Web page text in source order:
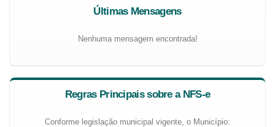
Últimas Mensagens
Nenhuma mensagem encontrada!
Regras Principais sobre a NFS-e
Conforme legislação municipal vigente, o Município: